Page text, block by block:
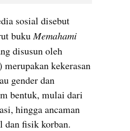
sosial disebut
buku Memahami
disusun oleh
kekerasan
gender dan
bentuk, mulai dari
hingga ancaman
dan fisik korban.